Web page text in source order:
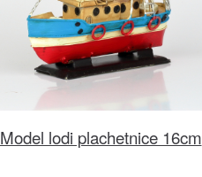
Model lodi plachetnice 16cm